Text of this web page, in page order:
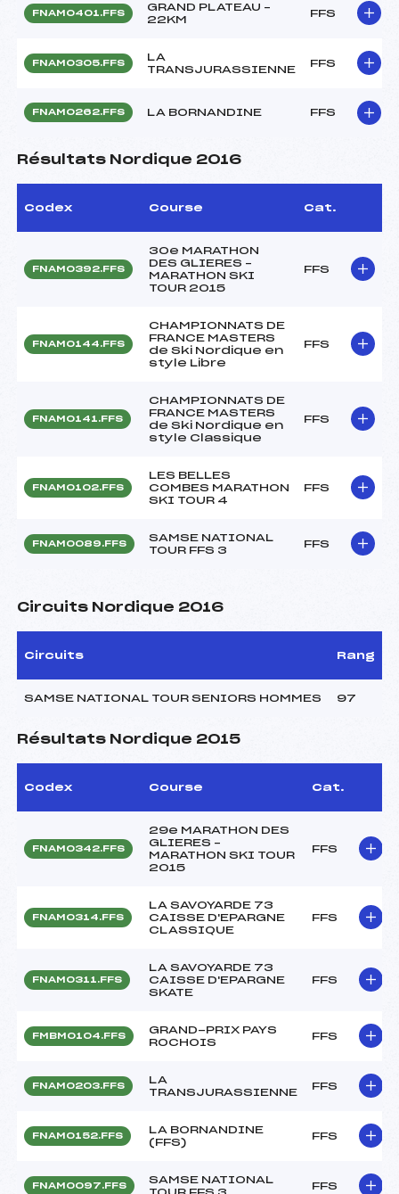
FNAM0401.FFS
GRAND PLATEAU –
22KM
FFS
FNAM0305.FFS
LA
TRANSJURASSIENNE
FFS
FNAM0262.FFS LA BORNANDINE FFS
Résultats Nordique 2016
Codex Course Cat.
FNAM0392.FFS
30e MARATHON
DES GLIERES –
MARATHON SKI
TOUR 2015
FFS
FNAM0144.FFS
CHAMPIONNATS DE
FRANCE MASTERS
de Ski Nordique en
style Libre
FFS
FNAM0141.FFS
CHAMPIONNATS DE
FRANCE MASTERS
de Ski Nordique en
style Classique
FFS
FNAM0102.FFS
LES BELLES
COMBES MARATHON
SKI TOUR 4
FFS
FNAM0089.FFS
SAMSE NATIONAL
TOUR FFS 3
FFS
Circuits Nordique 2016
Circuits Rang
SAMSE NATIONAL TOUR SENIORS HOMMES 97
Résultats Nordique 2015
Codex Course Cat.
FNAM0342.FFS
29e MARATHON DES
GLIERES –
MARATHON SKI TOUR
2015
FFS
FNAM0314.FFS
LA SAVOYARDE 73
CAISSE D'EPARGNE
CLASSIQUE
FFS
FNAM0311.FFS
LA SAVOYARDE 73
CAISSE D'EPARGNE
SKATE
FFS
FMBM0104.FFS
GRAND-PRIX PAYS
ROCHOIS
FFS
FNAM0203.FFS
LA
TRANSJURASSIENNE
FFS
FNAM0152.FFS
LA BORNANDINE
(FFS)
FFS
FNAM0097.FFS
SAMSE NATIONAL
TOUR FFS 3
FFS